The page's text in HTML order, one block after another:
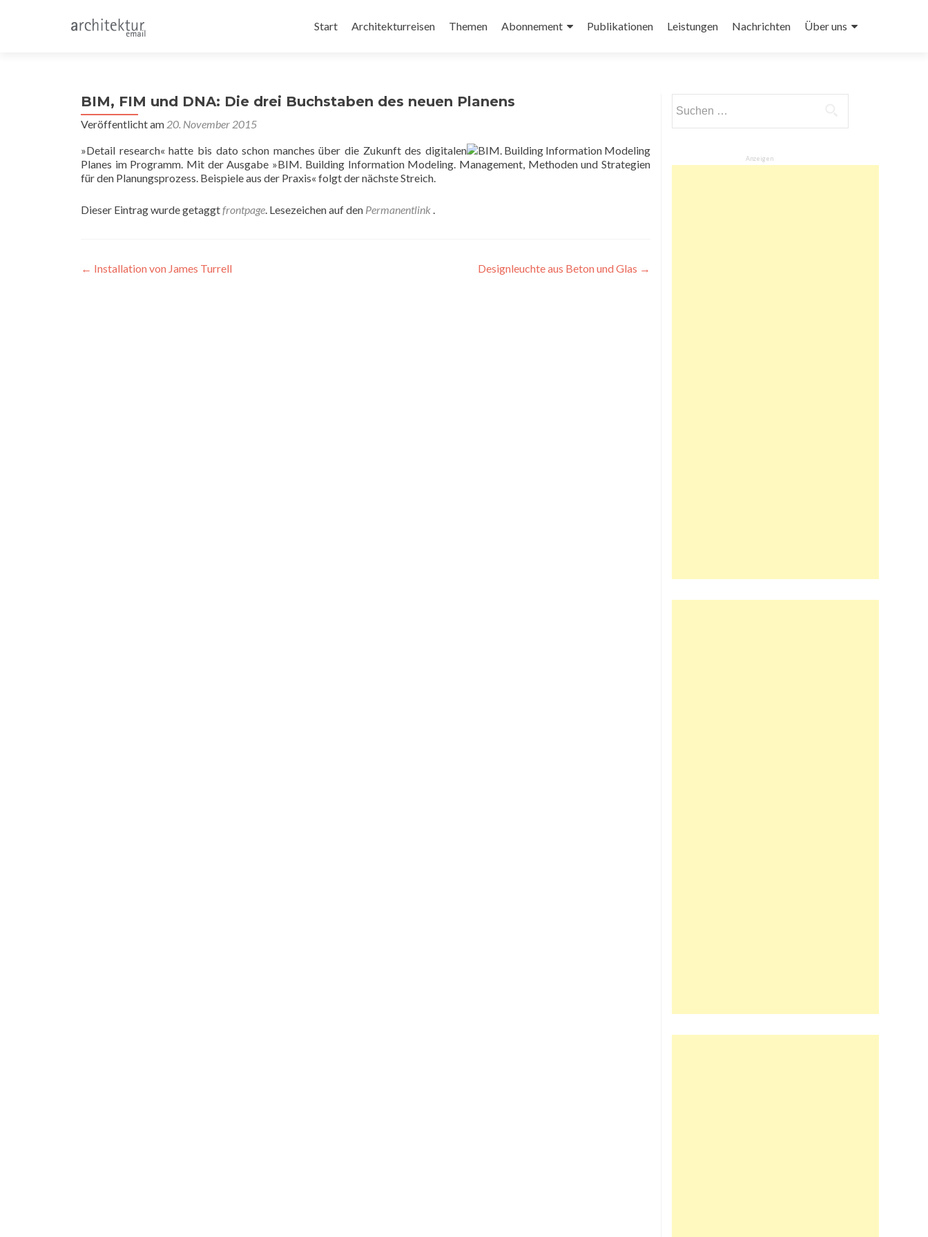
Inhalt
Start Architekturreisen Themen Abonnement Publikationen Leistungen Nachrichten Über uns
BIM, FIM und DNA: Die drei Buchstaben des neuen Planens
Veröffentlicht am 20. November 2015
»Detail research« hatte bis dato schon manches über die Zukunft des digitalen
Planes im Programm. Mit der Ausgabe »BIM. Building Information Modeling. Management, Methoden und Strategien
für den Planungsprozess. Beispiele aus der Praxis« folgt der nächste Streich.
Dieser Eintrag wurde getaggtfrontpage. Lesezeichen auf den Permanentlink .
Beitragsnavigation
← Installation von James Turrell Designleuchte aus Beton und Glas →
nach:
Anzeigen